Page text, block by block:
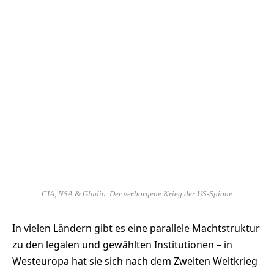
CIA, NSA & Gladio. Der verborgene Krieg der US-Spione
In vielen Ländern gibt es eine parallele Machtstruktur
zu den legalen und gewählten Institutionen – in
Westeuropa hat sie sich nach dem Zweiten Weltkrieg